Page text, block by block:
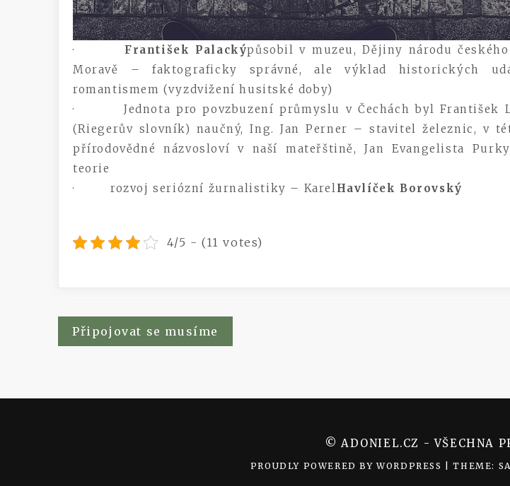
· František Palackýpůsobil v muzeu, Dějiny národu
Moravě – faktograficky správné, ale výklad historických
romantismem (vyzdvižení husitské doby)
· Jednota pro povzbuzení průmyslu v Čechách byl František
(Riegerův slovník) naučný, Ing. Jan Perner – stavitel železnic, v
přírodovědné názvosloví v naší mateřštině, Jan Evangelista
teorie
· rozvoj seriózní žurnalistiky – KarelHavlíček Borovský
4/5 - (11 votes)
Navigace
příspěvek
Připojovat se musíme
© ADONIEL.CZ - VŠECHNA
PROUDLY POWERED BY WORDPRESS |THEME: